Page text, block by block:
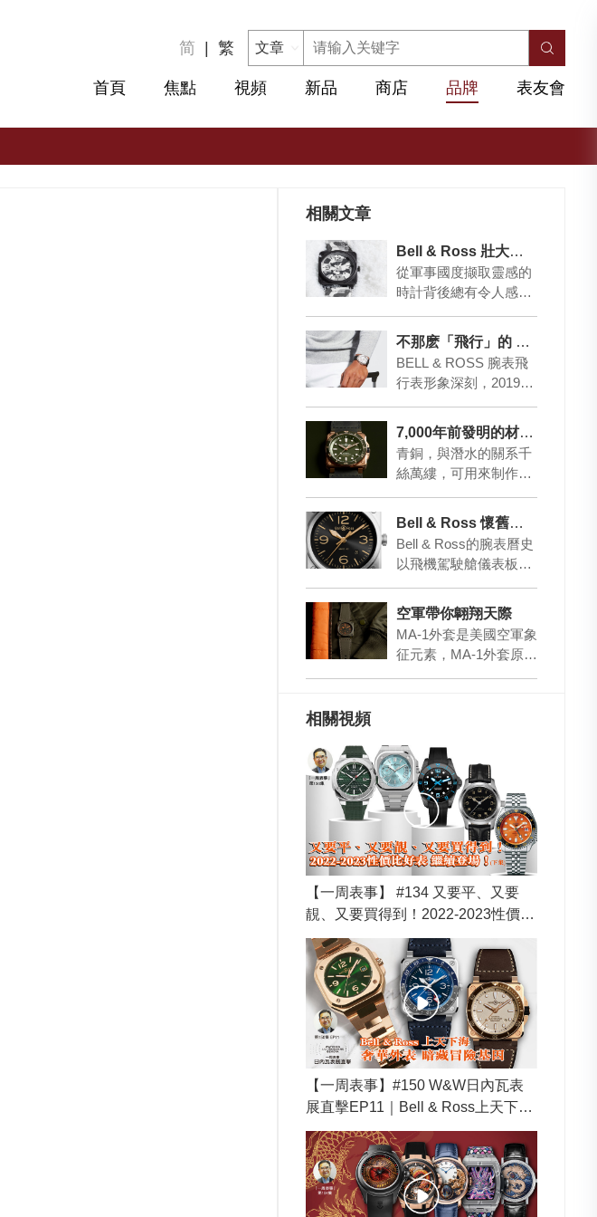
简 | 繁
首頁 焦點 視頻 新品 商店 品牌 表友會
相關文章
Bell & Ross 壯大迷彩時計陣營
從軍事國度撷取靈感的
時計背後總有令人感動
任務的精銳部隊與其信
賴的腕表的關系。于
2…
不那麽「飛行」的 Bell & Ross
BELL & ROSS 腕表飛
行表形象深刻，2019年
這飛行表味道削減…
7,000年前發明的材質 造表就是好看
青銅，與潛水的關系千
絲萬縷，可用來制作深
等，盡管青銅的化學性
質穩定，但也會在特定
環…
Bell & Ross 懷舊軍表風格
Bell & Ross的腕表曆史
以飛機駕駛艙儀表板為
儀器講求清楚易讀，
同…
空軍帶你翺翔天際
MA-1外套是美國空軍象
征元素，MA-1外套原本
相關視頻
【一周表事】 #134 又要平、又要
靚、又要買得到！2022-2023性價比
好表 繼續登場！ (下集)
【一周表事】#150 W&W日內瓦表
展直擊EP11｜Bell & Ross上天下海
奢華外表 暗藏冒險基因